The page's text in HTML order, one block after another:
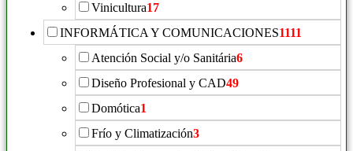
Vinicultura17
INFORMÁTICA Y COMUNICACIONES1111
Atención Social y/o Sanitária6
Diseño Profesional y CAD49
Domótica1
Frío y Climatización3